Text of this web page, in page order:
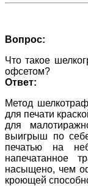
Вопрос:
Что такое
офсетом?
Ответ:
Метод
для печати
для
выигрыш по
печатью на
напечатанное
насыщено, чем
кроющей